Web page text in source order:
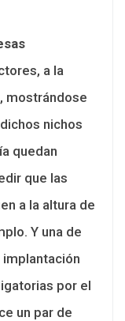
a la
mostrándose
nichos
quedan
que las
a la altura de
Y una de
implantación
por el
un par de